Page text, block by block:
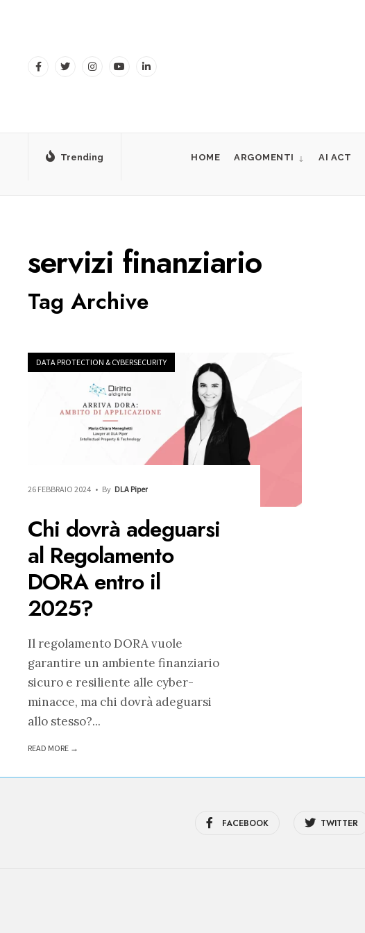
Trending HOME ARGOMENTI AI ACT
servizi finanziario
Tag Archive
DATA PROTECTION & CYBERSECURITY
26 FEBBRAIO 2024 • By DLA Piper
Chi dovrà adeguarsi
al Regolamento
DORA entro il
2025?
Il regolamento DORA vuole
garantire un ambiente finanziario
sicuro e resiliente alle cyber-
minacce, ma chi dovrà adeguarsi
allo stesso?...
READ MORE →
FACEBOOK TWITTER